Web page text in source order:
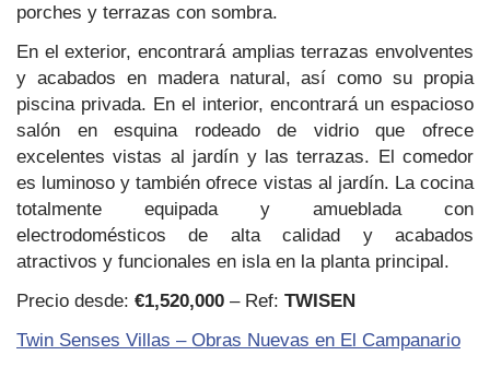
porches y terrazas con sombra.
En el exterior, encontrará amplias terrazas envolventes
y acabados en madera natural, así como su propia
piscina privada. En el interior, encontrará un espacioso
salón en esquina rodeado de vidrio que ofrece
excelentes vistas al jardín y las terrazas. El comedor
es luminoso y también ofrece vistas al jardín. La cocina
totalmente equipada y amueblada con
electrodomésticos de alta calidad y acabados
atractivos y funcionales en isla en la planta principal.
Precio desde: €1,520,000 – Ref: TWISEN
Twin Senses Villas – Obras Nuevas en El Campanario